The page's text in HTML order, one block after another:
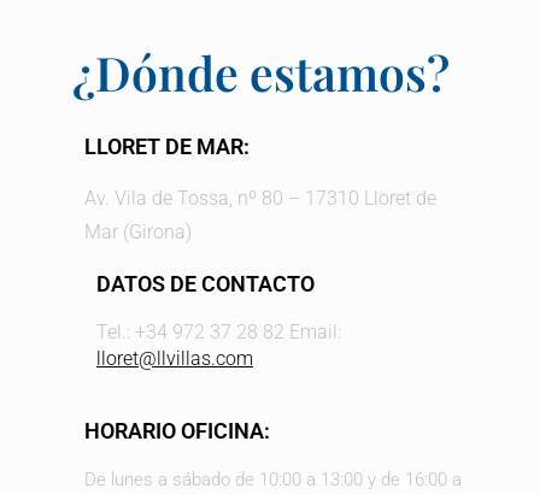
¿Dónde estamos?
LLORET DE MAR:
Av. Vila de Tossa, nº 80 – 17310 Lloret de
Mar (Girona)
DATOS DE CONTACTO
Tel.: +34 972 37 28 82 Email:
lloret@llvillas.com
HORARIO OFICINA:
De lunes a sábado de 10:00 a 13:00 y de 16:00 a